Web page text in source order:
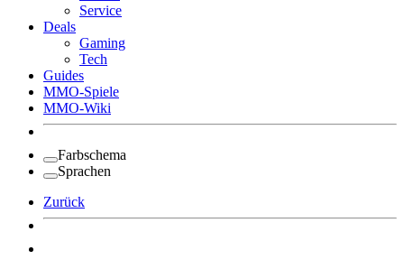
Service
Deals
Gaming
Tech
Guides
MMO-Spiele
MMO-Wiki
Farbschema
Sprachen
Zurück